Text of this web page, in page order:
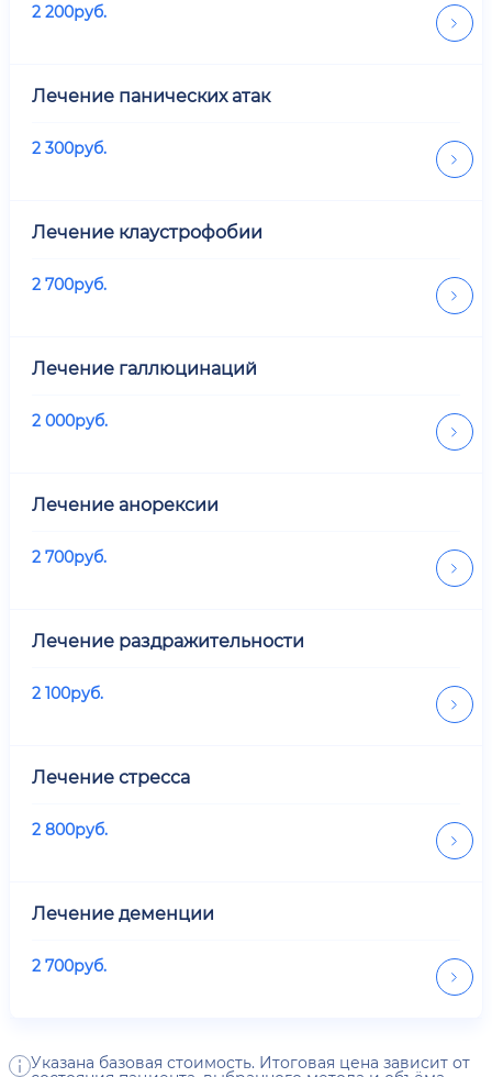
2 200руб.
Лечение панических атак
2 300руб.
Лечение клаустрофобии
2 700руб.
Лечение галлюцинаций
2 000руб.
Лечение анорексии
2 700руб.
Лечение раздражительности
2 100руб.
Лечение стресса
2 800руб.
Лечение деменции
2 700руб.
Указана базовая стоимость. Итоговая цена зависит от